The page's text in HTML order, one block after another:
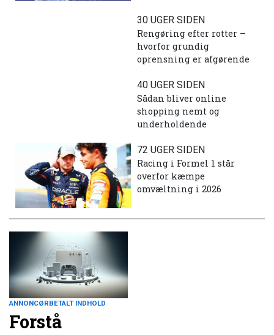
30 UGER SIDEN
Rengøring efter rotter –
hvorfor grundig
oprensning er afgørende
40 UGER SIDEN
Sådan bliver online
shopping nemt og
underholdende
72 UGER SIDEN
Racing i Formel 1 står
overfor kæmpe
omvæltning i 2026
ANNONCØRBETALT INDHOLD
Forstå